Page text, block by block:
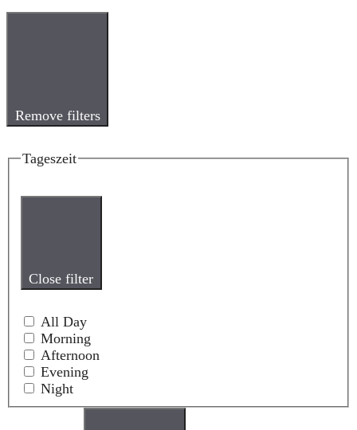
Remove filters
Tageszeit
Close filter
All Day
Morning
Afternoon
Evening
Night